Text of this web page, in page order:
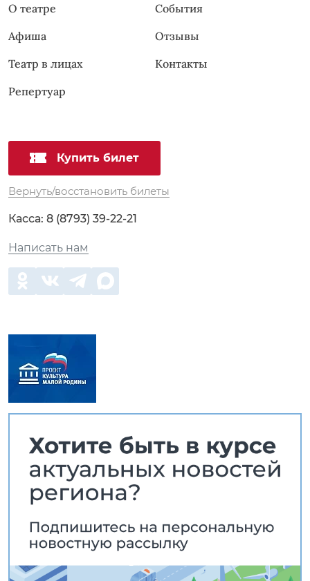
О театре
Афиша
Театр в лицах
Репертуар
События
Отзывы
Контакты
Купить билет
Вернуть/восстановить билеты
Касса: 8 (8793) 39-22-21
Написать нам